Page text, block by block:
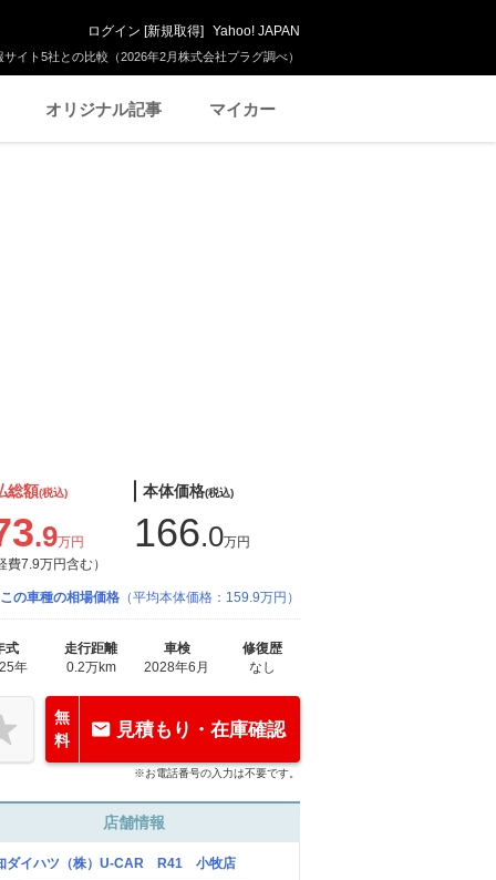
イト5社との比較（2026年2月株式会社プラグ調べ）
ログイン [新規取得] Yahoo! JAPAN
オリジナル記事 マイカー
総額(税込)
.9万円
費7.9万円含む）
本体価格(税込)
166.0万円
この車種の相場価格 （平均本体価格：159.9万円）
式
年
走行距離
0.2万km
車検
2028年6月
修復歴
なし
無
料
見積もり・在庫確認
※お電話番号の入力は不要です。
店舗情報
ダイハツ（株）U-CAR R41 小牧店